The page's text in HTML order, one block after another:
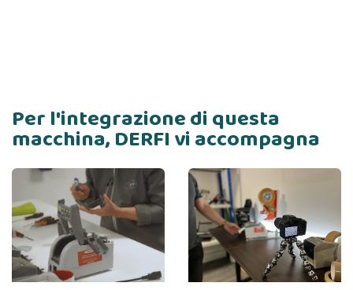
Per l'integrazione di questa
macchina, DERFI vi accompagna